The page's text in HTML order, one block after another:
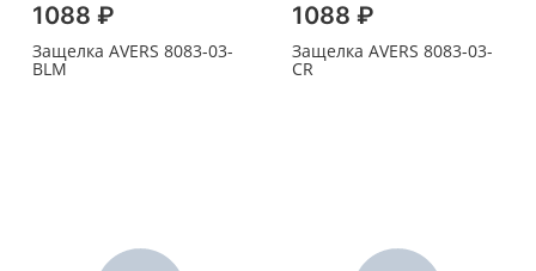
1088 ₽
Защелка AVERS 8083-03-
BLM
1088 ₽
Защелка AVERS 8083-03-
CR